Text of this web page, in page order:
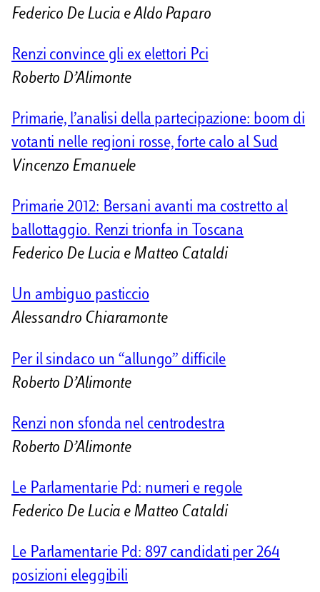
Federico De Lucia e Aldo Paparo
Renzi convince gli ex elettori Pci
Roberto D’Alimonte
Primarie, l’analisi della partecipazione: boom di
votanti nelle regioni rosse, forte calo al Sud
Vincenzo Emanuele
Primarie 2012: Bersani avanti ma costretto al
ballottaggio. Renzi trionfa in Toscana
Federico De Lucia e Matteo Cataldi
Un ambiguo pasticcio
Alessandro Chiaramonte
Per il sindaco un “allungo” difficile
Roberto D’Alimonte
Renzi non sfonda nel centrodestra
Roberto D’Alimonte
Le Parlamentarie Pd: numeri e regole
Federico De Lucia e Matteo Cataldi
Le Parlamentarie Pd: 897 candidati per 264
posizioni eleggibili